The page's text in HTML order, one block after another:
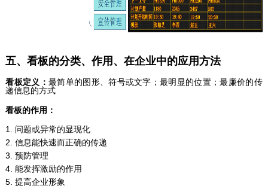
五、看板的分类、作用、在企业中的应用方法
看板定义：最简单的图形、符号或文字；最明显的位置；最廉价的传
递信息的方式
看板的作用：
1. 问题或异常的显现化
2. 信息能快速而正确的传递
3. 预防管理
4. 能发挥激励的作用
5. 提高企业形象